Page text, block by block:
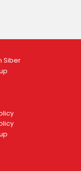
Siber